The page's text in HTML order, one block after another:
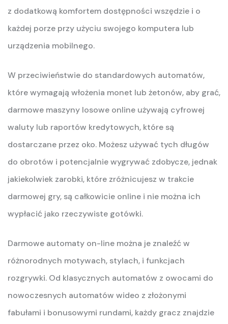
z dodatkową komfortem dostępności wszędzie i o
każdej porze przy użyciu swojego komputera lub
urządzenia mobilnego.
W przeciwieństwie do standardowych automatów,
które wymagają włożenia monet lub żetonów, aby grać,
darmowe maszyny losowe online używają cyfrowej
waluty lub raportów kredytowych, które są
dostarczane przez oko. Możesz używać tych długów
do obrotów i potencjalnie wygrywać zdobycze, jednak
jakiekolwiek zarobki, które zróżnicujesz w trakcie
darmowej gry, są całkowicie online i nie można ich
wypłacić jako rzeczywiste gotówki.
Darmowe automaty on-line można je znaleźć w
różnorodnych motywach, stylach, i funkcjach
rozgrywki. Od klasycznych automatów z owocami do
nowoczesnych automatów wideo z złożonymi
fabułami i bonusowymi rundami, każdy gracz znajdzie